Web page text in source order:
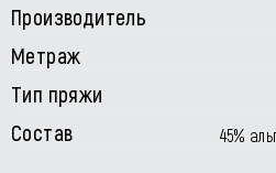
Производитель
Метраж
Тип пряжи
Состав 45%